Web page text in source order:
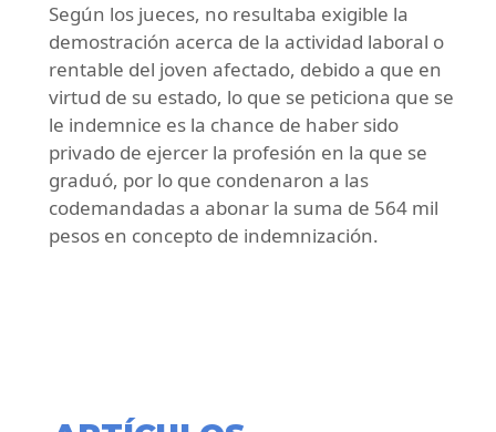
Según los jueces, no resultaba exigible la
demostración acerca de la actividad laboral o
rentable del joven afectado, debido a que en
virtud de su estado, lo que se peticiona que se
le indemnice es la chance de haber sido
privado de ejercer la profesión en la que se
graduó, por lo que condenaron a las
codemandadas a abonar la suma de 564 mil
pesos en concepto de indemnización.